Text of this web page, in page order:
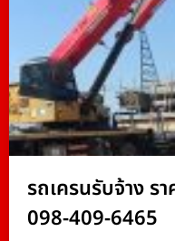
รถเครนรับจ้าง ร
098-409-6465